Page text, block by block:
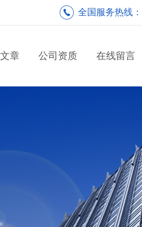
全国服务热线：
章 公司资质 在线留言